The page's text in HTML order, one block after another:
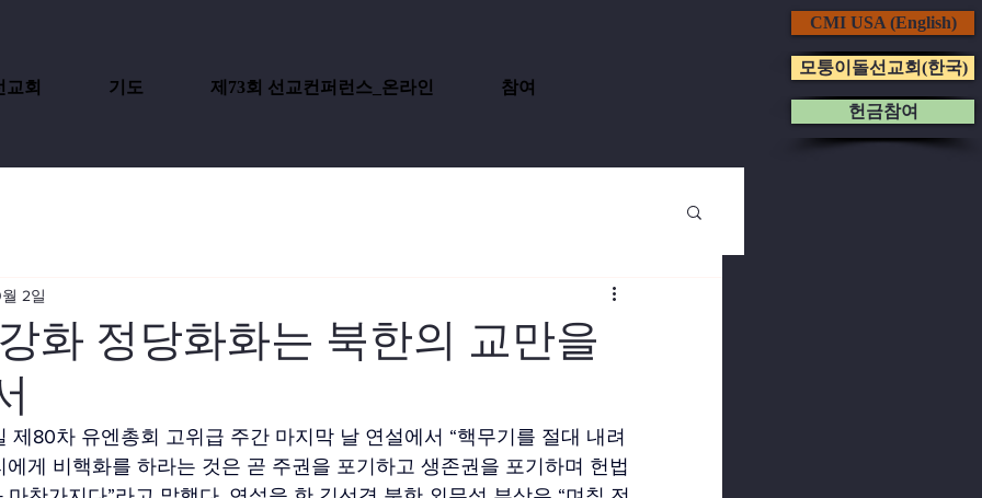
CMI USA (English)
회 기도 제73회 선교컨퍼런스_온라인 참여
모퉁이돌선교회(한국)
헌금참여
화 정당화화는 북한의 교만을
2일
제80차 유엔총회 고위급 주간 마지막 날 연설에서 “핵무기를 절대 내려
에게 비핵화를 하라는 것은 곧 주권을 포기하고 생존권을 포기하며 헌법